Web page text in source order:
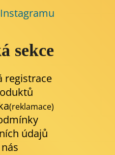
sekce
registrace
(reklamace)
údajů